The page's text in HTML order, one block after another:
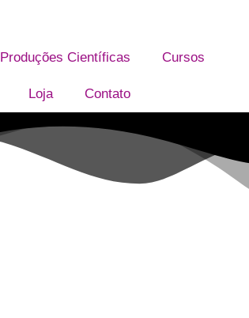
Produções Científicas Cursos
Loja Contato